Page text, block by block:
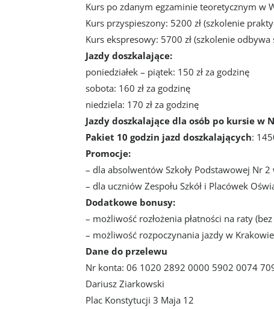
Kurs po zdanym egzaminie teoretycznym w
Kurs przyspieszony: 5200 zł (szkolenie
Kurs ekspresowy: 5700 zł (szkolenie odbywa
Jazdy doszkalające:
poniedziałek – piątek: 150 zł za godzinę
sobota: 160 zł za godzinę
niedziela: 170 zł za godzinę
Jazdy doszkalające dla osób po kursie w
Pakiet 10 godzin jazd doszkalających:
Promocje:
– dla absolwentów Szkoły Podstawowej Nr
– dla uczniów Zespołu Szkół i Placówek
Dodatkowe bonusy:
– możliwość rozłożenia płatności na raty
– możliwość rozpoczynania jazdy w
Dane do przelewu
Nr konta: 06 1020 2892 0000 5902 0074
Dariusz Ziarkowski
Plac Konstytucji 3 Maja 12